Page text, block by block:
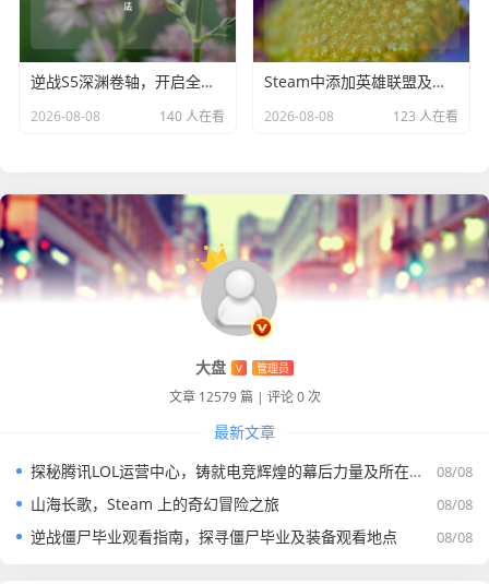
逆战S5深渊卷轴，开启全新战斗篇章及使用方法
2026-08-08 140 人在看
Steam中添加英雄联盟及好友的方法
2026-08-08 123 人在看
大盘 V 管理员
文章 12579 篇 | 评论 0 次
最新文章
08/08
探秘腾讯LOL运营中心，铸就电竞辉煌的幕后力量及所在位置
08/08
山海长歌，Steam 上的奇幻冒险之旅
08/08
逆战僵尸毕业观看指南，探寻僵尸毕业及装备观看地点